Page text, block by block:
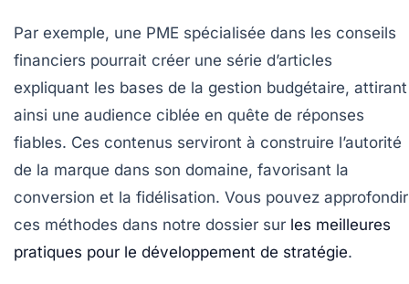
Par exemple, une PME spécialisée dans les conseils
financiers pourrait créer une série d’articles
expliquant les bases de la gestion budgétaire, attirant
ainsi une audience ciblée en quête de réponses
fiables. Ces contenus serviront à construire l’autorité
de la marque dans son domaine, favorisant la
conversion et la fidélisation. Vous pouvez approfondir
ces méthodes dans notre dossier sur les meilleures
pratiques pour le développement de stratégie.